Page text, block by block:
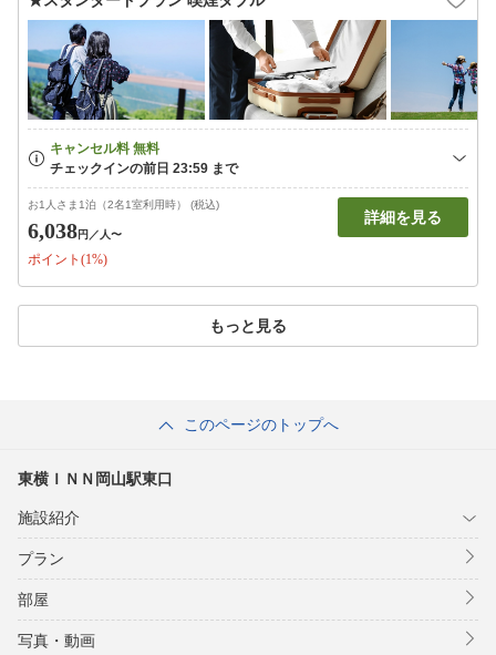
お1人さま1泊（2名1室利用時） (税込)
6,038円 ／人〜
ポイント(1%)
詳細を見る
もっと見る
このページのトップへ
東横ＩＮＮ岡山駅東口
施設紹介
プラン
部屋
写真・動画